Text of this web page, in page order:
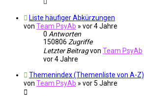
Liste häufiger Abkürzungen
von Team PsyAb » vor 4 Jahre
0 Antworten
150806 Zugriffe
Letzter Beitragvon Team PsyAb
vor 4 Jahre
Themenindex (Themenliste von A-Z)
von Team PsyAb » vor 5 Jahre